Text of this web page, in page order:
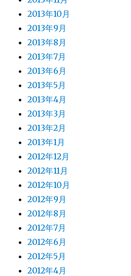
2013年10月
2013年9月
2013年8月
2013年7月
2013年6月
2013年5月
2013年4月
2013年3月
2013年2月
2013年1月
2012年12月
2012年11月
2012年10月
2012年9月
2012年8月
2012年7月
2012年6月
2012年5月
2012年4月